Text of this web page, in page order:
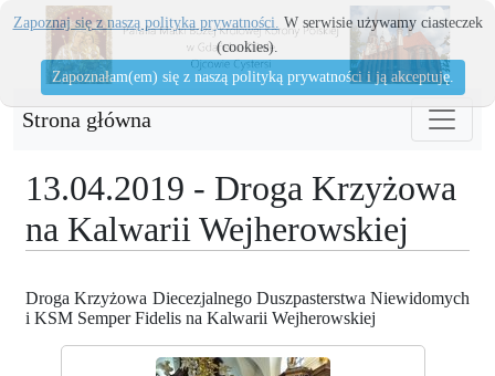
Strona główna
13.04.2019 - Droga Krzyżowa
na Kalwarii Wejherowskiej
Droga Krzyżowa Diecezjalnego Duszpasterstwa Niewidomych
i KSM Semper Fidelis na Kalwarii Wejherowskiej
Zapoznaj się z naszą polityka prywatności. W serwisie używamy ciasteczek
(cookies).
Zapoznałam(em) się z naszą polityką prywatności i ją akceptuję.